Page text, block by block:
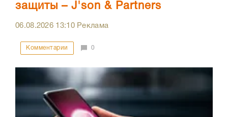
защиты – J'son & Partners
06.08.2026 13:10Реклама
Комментарии 0